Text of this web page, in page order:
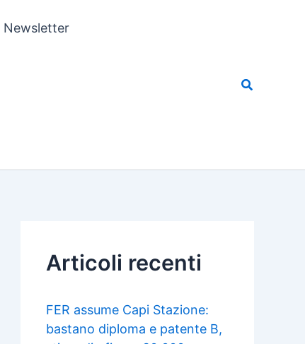
Newsletter
Articoli recenti
FER assume Capi Stazione:
bastano diploma e patente B,